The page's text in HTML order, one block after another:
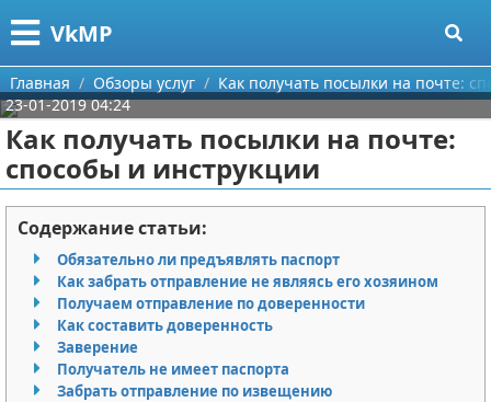
VkMP
Меню
Главная
Категории
Сельское хозяйство
Разное
Идеи бизнеса
Для руководителя
Промышленность
Поиск
О проекте
Контакты
Сотрудничество
Размещение рекламы
Главная Обзоры услуг
Как получать посылки на почте:
23-01-2019 04:24
Как получать посылки на почте:
способы и инструкции
Содержание статьи:
Обязательно ли предъявлять паспорт
Как забрать отправление не являясь его хозяином
Получаем отправление по доверенности
Как составить доверенность
Заверение
Получатель не имеет паспорта
Забрать отправление по извещению